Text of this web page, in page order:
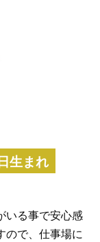
生まれ
いる事で安心感
ので、仕事場に